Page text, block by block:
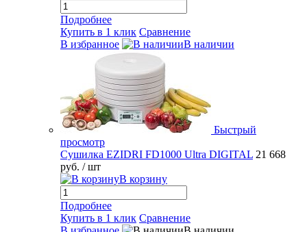
Подробнее
Купить в 1 клик Сравнение
В избранное
В наличии
Быстрый
просмотр
Сушилка EZIDRI FD1000 Ultra DIGITAL 21 668
руб. / шт
В корзину
Подробнее
Купить в 1 клик Сравнение